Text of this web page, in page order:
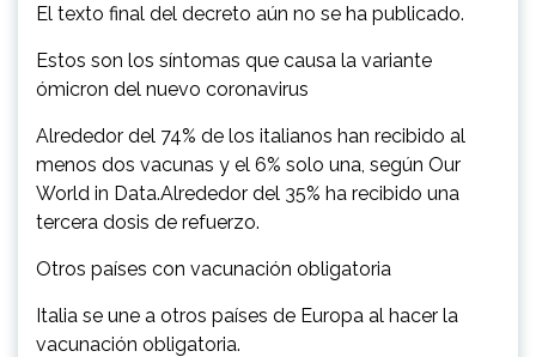
El texto final del decreto aún no se ha publicado.
Estos son los síntomas que causa la variante
ómicron del nuevo coronavirus
Alrededor del 74% de los italianos han recibido al
menos dos vacunas y el 6% solo una, según Our
World in Data.Alrededor del 35% ha recibido una
tercera dosis de refuerzo.
Otros países con vacunación obligatoria
Italia se une a otros países de Europa al hacer la
vacunación obligatoria.